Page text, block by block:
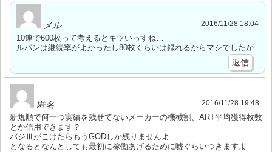
メル 2016/11/28 18:04
10連で600枚って考えるとキツいっすね…
ルパンは継続率がよかったし80枚くらいは録れるからマシでしたが
返信
匿名 2016/11/28 19:48
新規順で何一つ実績を残せてないメーカーの機械割、ART平均獲得枚数
とか信用できます？
バジⅢがこけたらもうGODしか残りませんよ
となるとなんとしても最初に稼働あげるために嘘ぐらいつきますよ